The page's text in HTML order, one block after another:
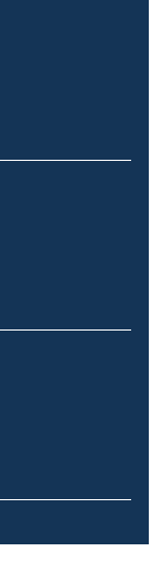
ート
いただい
。